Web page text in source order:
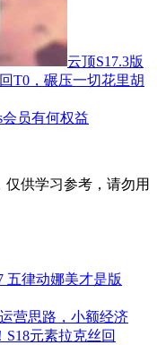
云顶S17.3版
T0，碾压一切花里胡
员有何权益
供学习参考，请勿用
五律动娜美才是版
营思路，小额经济
元素拉克丝回